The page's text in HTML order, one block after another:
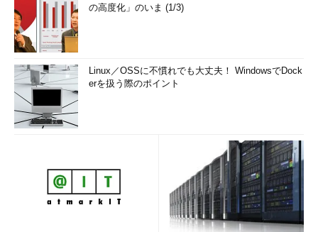
の高度化」のいま (1/3)
Linux／OSSに不慣れでも大丈夫！ WindowsでDock
erを扱う際のポイント